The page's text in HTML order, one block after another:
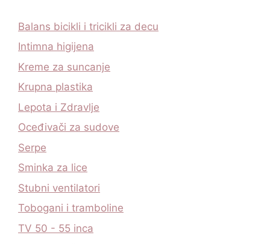
Balans bicikli i tricikli za decu
Intimna higijena
Kreme za suncanje
Krupna plastika
Lepota i Zdravlje
Oceđivači za sudove
Serpe
Sminka za lice
Stubni ventilatori
Tobogani i tramboline
TV 50 - 55 inca